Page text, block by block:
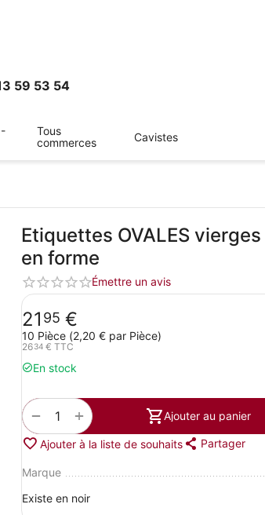
59 53 54
Tous
commerces
Cavistes
Etiquettes OVALES
en forme
Émettre un avis
21 95 €
10 Pièce (2,20 € par Pièce)
2634 € TTC
En stock
+
− Ajouter au panier
Ajouter à la liste de souhaits Partager
Marque
Existe en noir